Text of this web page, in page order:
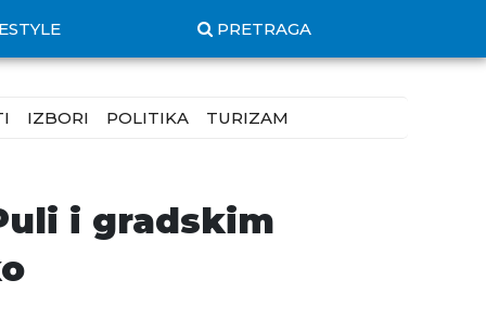
PRETRAGA
IZBORI POLITIKA TURIZAM
i gradskim